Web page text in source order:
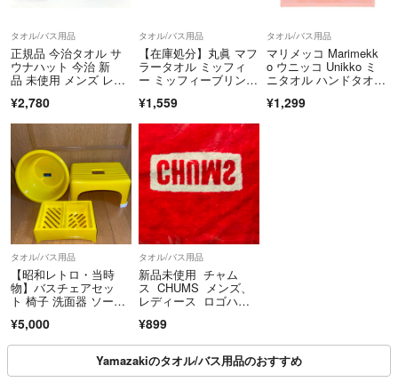
タオル/バス用品
正規品 今治タオル サ
ウナハット 今治 新
品 未使用 メンズ レデ
¥2,780
タオル/バス用品
【在庫処分】丸眞 マフ
ラータオル ミッフィ
ー ミッフィーブリン
¥1,559
タオル/バス用品
マリメッコ Marimekk
o ウニッコ Unikko ミ
ニタオル ハンドタオ
¥1,299
タオル/バス用品
【昭和レトロ・当時
物】バスチェアセッ
ト 椅子 洗面器 ソープ
¥5,000
タオル/バス用品
新品未使用 チャム
ス CHUMS メンズ、
レディース ロゴハン
¥899
Yamazakiのタオル/バス用品のおすすめ